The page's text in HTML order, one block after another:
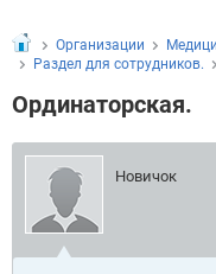
Организации
Раздел для сотрудников.
Ординаторская.
Новичок